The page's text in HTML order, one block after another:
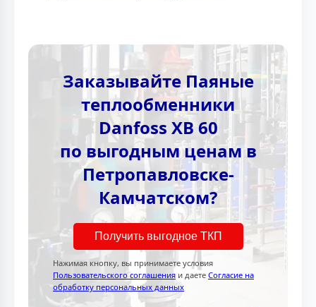
Заказывайте Паяные
теплообменники
Danfoss XB 60
по выгодным ценам в
Петропавловске-
Камчатском?
Получить выгодное ТКП
Нажимая кнопку, вы принимаете условия
Пользовательского соглашения и даете Согласие на
обработку персональных данных